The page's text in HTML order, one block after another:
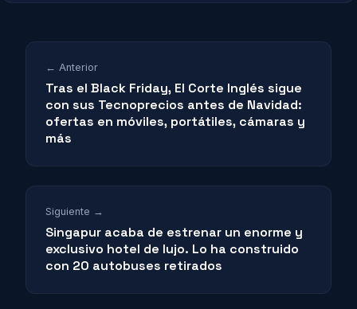
← Anterior
Tras el Black Friday, El Corte Inglés sigue
con sus Tecnoprecios antes de Navidad:
ofertas en móviles, portátiles, cámaras y
más
Siguiente →
Singapur acaba de estrenar un enorme y
exclusivo hotel de lujo. Lo ha construido
con 20 autobuses retirados